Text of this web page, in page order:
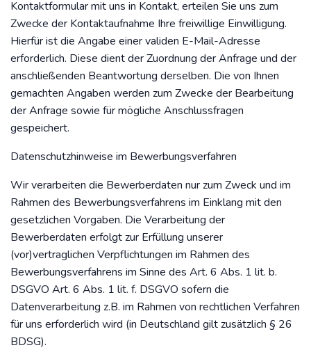
Kontaktformular mit uns in Kontakt, erteilen Sie uns zum
Zwecke der Kontaktaufnahme Ihre freiwillige Einwilligung.
Hierfür ist die Angabe einer validen E-Mail-Adresse
erforderlich. Diese dient der Zuordnung der Anfrage und der
anschließenden Beantwortung derselben. Die von Ihnen
gemachten Angaben werden zum Zwecke der Bearbeitung
der Anfrage sowie für mögliche Anschlussfragen
gespeichert.
Datenschutzhinweise im Bewerbungsverfahren
Wir verarbeiten die Bewerberdaten nur zum Zweck und im
Rahmen des Bewerbungsverfahrens im Einklang mit den
gesetzlichen Vorgaben. Die Verarbeitung der
Bewerberdaten erfolgt zur Erfüllung unserer
(vor)vertraglichen Verpflichtungen im Rahmen des
Bewerbungsverfahrens im Sinne des Art. 6 Abs. 1 lit. b.
DSGVO Art. 6 Abs. 1 lit. f. DSGVO sofern die
Datenverarbeitung z.B. im Rahmen von rechtlichen Verfahren
für uns erforderlich wird (in Deutschland gilt zusätzlich § 26
BDSG).